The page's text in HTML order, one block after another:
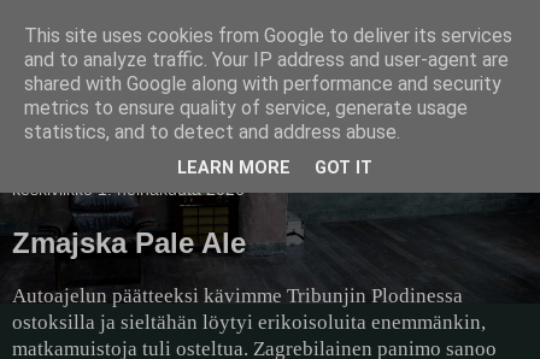
Pullollinen
keskiviikko 1. heinäkuuta 2026
Zmajska Pale Ale
Autoajelun päätteeksi kävimme Tribunjin Plodinessa
ostoksilla ja sieltähän löytyi erikoisoluita enemmänkin,
matkamuistoja tuli osteltua. Zagrebilainen panimo sanoo
This site uses cookies from Google to deliver its services
and to analyze traffic. Your IP address and user-agent are
shared with Google along with performance and security
metrics to ensure quality of service, generate usage
statistics, and to detect and address abuse.
LEARN MORE GOT IT